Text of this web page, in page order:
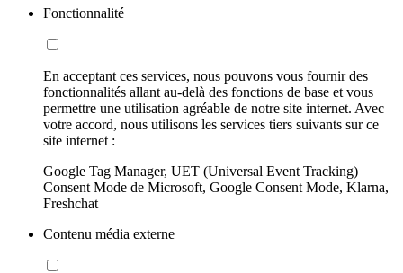
Fonctionnalité
En acceptant ces services, nous pouvons vous fournir des
fonctionnalités allant au-delà des fonctions de base et vous
permettre une utilisation agréable de notre site internet. Avec
votre accord, nous utilisons les services tiers suivants sur ce
site internet :
Google Tag Manager, UET (Universal Event Tracking)
Consent Mode de Microsoft, Google Consent Mode, Klarna,
Freshchat
Contenu média externe